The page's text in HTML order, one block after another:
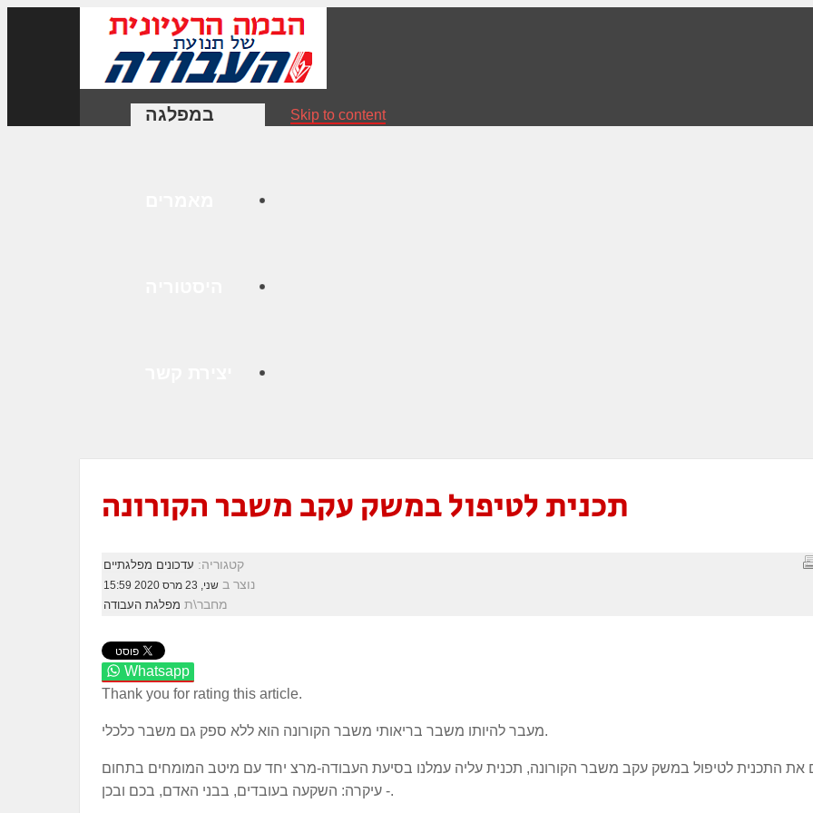
במפלגה Skip to content
תכנית לטיפול במשק עקב משבר הקורונה
קטגוריה: עדכונים מפלגתיים
נוצר ב שני, 23 מרס 2020 15:59
מחבר\ת מפלגת העבודה
Whatsapp
Thank you for rating this article.
מעבר להיותו משבר בריאותי משבר הקורונה הוא ללא ספק גם משבר כלכלי.
את התכנית לטיפול במשק עקב משבר הקורונה, תכנית עליה עמלנו בסיעת העבודה-מרצ יחד עם מיטב המומחים בתחום
- עיקרה: השקעה בעובדים, בבני האדם, בכם ובכן.